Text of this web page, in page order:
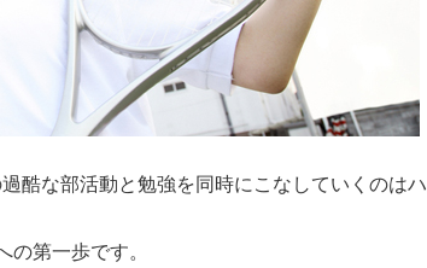
酷な部活動と勉強を同時にこなしていくのはハ
第一歩です。